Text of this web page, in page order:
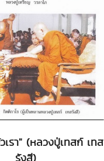
เรา" (หลวงปู่เทสก์ เทส
รังสี)